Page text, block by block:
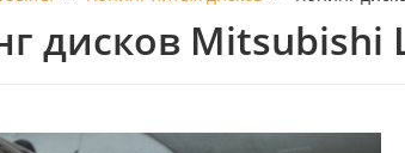
дисков Mitsubishi